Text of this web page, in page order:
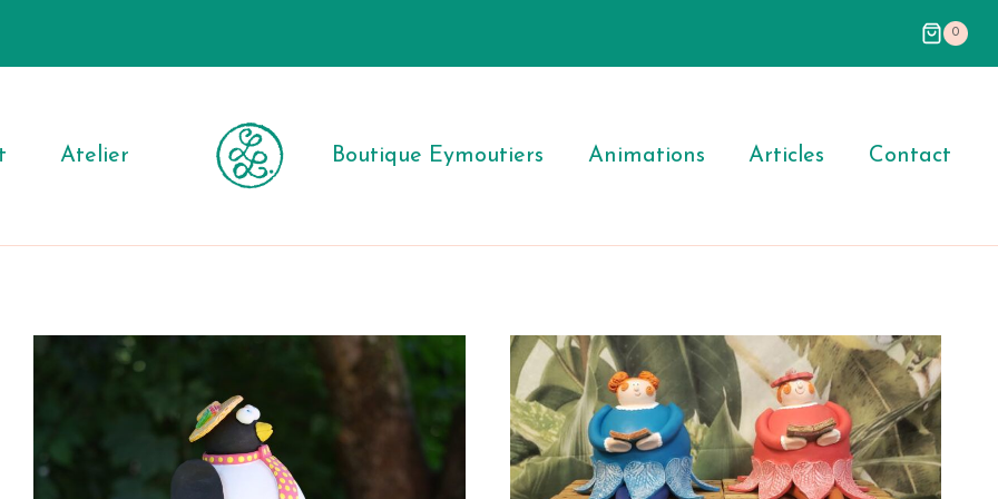
0
Atelier Boutique Eymoutiers Animations Articles Contact